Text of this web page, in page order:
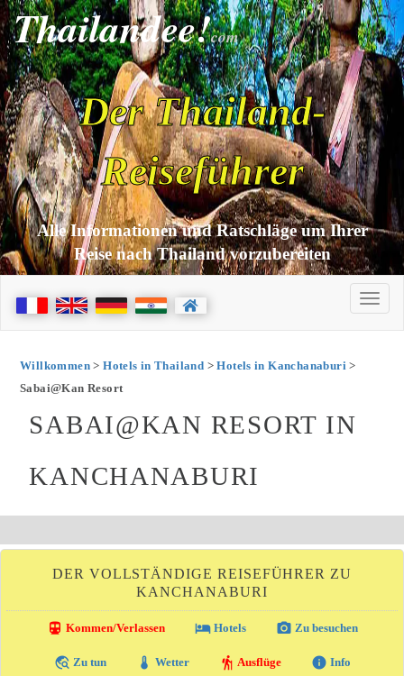
Thailandee!com
Der Thailand-
Reiseführer
Alle Informationen und Ratschläge um Ihrer
Reise nach Thailand vorzubereiten
Willkommen>Hotels in Thailand >Hotels in Kanchanaburi>
Sabai@Kan Resort
SABAI@KAN RESORT IN
KANCHANABURI
DER VOLLSTÄNDIGE REISEFÜHRER ZU
KANCHANABURI
directions_transit Kommen/Verlassen local_hotelHotels photo_camera Zu besuchen
travel_explore Zu tun thermostat Wetter hiking Ausflüge info Info